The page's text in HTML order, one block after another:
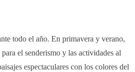
todo el año. En primavera y verano,
el senderismo y las actividades al
espectaculares con los colores del